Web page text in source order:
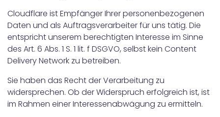
Cloudflare ist Empfänger Ihrer personenbezogenen
Daten und als Auftragsverarbeiter für uns tätig. Die
entspricht unserem berechtigten Interesse im Sinne
des Art. 6 Abs. 1 S. 1 lit. f DSGVO, selbst kein Content
Delivery Network zu betreiben.
Sie haben das Recht der Verarbeitung zu
widersprechen. Ob der Widerspruch erfolgreich ist, ist
im Rahmen einer Interessenabwägung zu ermitteln.